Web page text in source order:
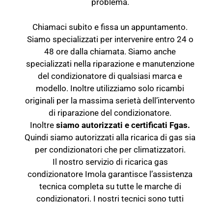
problema.
Chiamaci subito e fissa un appuntamento.
Siamo specializzati per intervenire entro 24 o
48 ore dalla chiamata. Siamo anche
specializzati nella riparazione e manutenzione
del condizionatore di qualsiasi marca e
modello. Inoltre utilizziamo solo ricambi
originali per la massima serietà dell’intervento
di riparazione del condizionatore.
Inoltre siamo autorizzati e certificati Fgas.
Quindi siamo autorizzati alla ricarica di gas sia
per condizionatori che per climatizzatori.
Il nostro servizio di ricarica gas
condizionatore Imola garantisce l’assistenza
tecnica completa su tutte le marche di
condizionatori. I nostri tecnici sono tutti